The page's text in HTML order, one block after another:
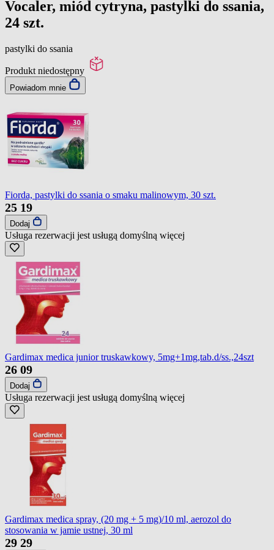
Vocaler, miód cytryna, pastylki do ssania,
24 szt.
pastylki do ssania
Produkt niedostępny
Powiadom mnie
Fiorda, pastylki do ssania o smaku malinowym, 30 szt.
25 19
Dodaj
Usługa rezerwacji jest usługą domyślną więcej
Gardimax medica junior truskawkowy, 5mg+1mg,tab.d/ss.,24szt
26 09
Dodaj
Usługa rezerwacji jest usługą domyślną więcej
Gardimax medica spray, (20 mg + 5 mg)/10 ml, aerozol do
stosowania w jamie ustnej, 30 ml
29 29